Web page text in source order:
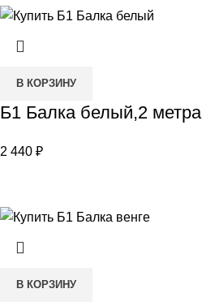
В КОРЗИНУ
Б1 Балка белый,2 метра
2 440 ₽
В КОРЗИНУ